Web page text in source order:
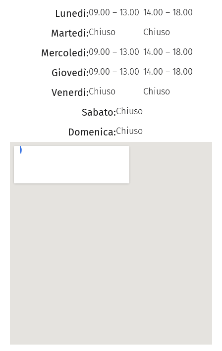
Lunedi:09.00 – 13.00 14.00 – 18.00
Martedi:Chiuso Chiuso
Mercoledi:09.00 – 13.00 14.00 – 18.00
Giovedì:09.00 – 13.00 14.00 – 18.00
Venerdi:Chiuso Chiuso
Sabato:Chiuso
Domenica:Chiuso